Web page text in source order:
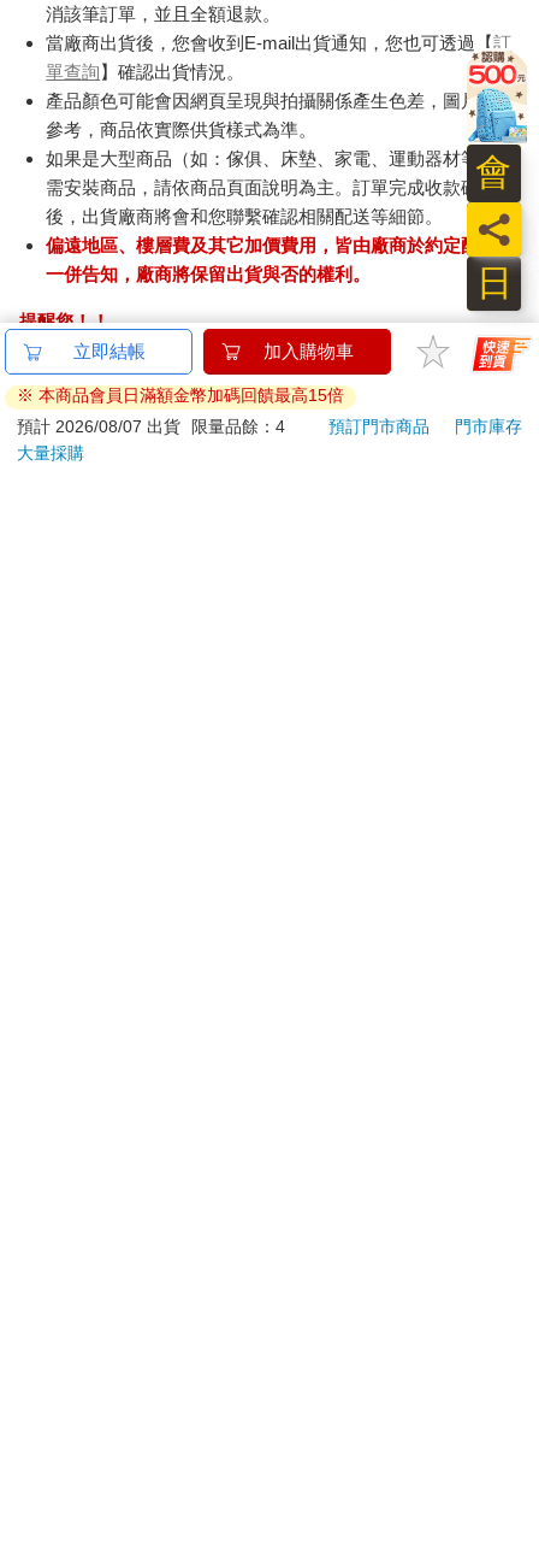
消該筆訂單，並且全額退款。
當廠商出貨後，您會收到E-mail出貨通知，您也可透過【訂
單查詢】確認出貨情況。
產品顏色可能會因網頁呈現與拍攝關係產生色差，圖片僅供
參考，商品依實際供貨樣式為準。
如果是大型商品（如：傢俱、床墊、家電、運動器材等）及
需安裝商品，請依商品頁面說明為主。訂單完成收款確認
後，出貨廠商將會和您聯繫確認相關配送等細節。
偏遠地區、樓層費及其它加價費用，皆由廠商於約定配送時
一併告知，廠商將保留出貨與否的權利。
提醒您！！
金石堂及銀行均不會請您操作ATM! 如接獲電話要求您前往
ATM提款機，請不要聽從指示，以免受騙上當！
退換貨須知：
**提醒您，鑑賞期不等於試用期，退回商品須為全新狀態**
日
員
會